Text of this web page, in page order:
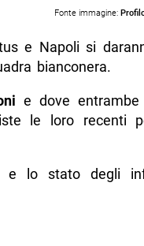
Fonte immagine:
e Napoli si
bianconera.
e dove entrambe
le loro recenti
e lo stato degli